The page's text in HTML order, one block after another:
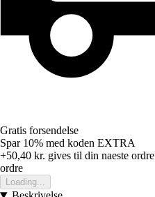
Gratis forsendelse
Spar 10% med koden EXTRA
+50,40 kr. gives til din naeste ordre
ordre
Loading...